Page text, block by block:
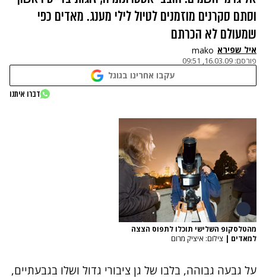
וסתם סקרנים מוזמנים לטיול לילי מענג. מאדים כפי
שמעולם לא הכרתם
איל שפירא mako
פורסם: 16.03.09, 09:51
עקבו אחרינו בגוגל
דברו איתנו
מהטלסקופ השלישי תוכלו לתפוס הצצה
למאדים | צילום: איציק מרום
על גבעה גבוהה, בלבו של גן ציבורי גדול ושלו בגבעתיים,